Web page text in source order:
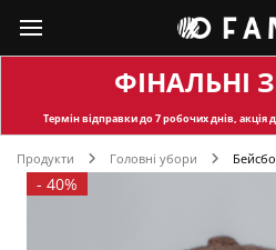
ФІНАЛЬНІ
Термін відправкидо 7 робочих днів, акція
Продукти Головні убори
- 40%